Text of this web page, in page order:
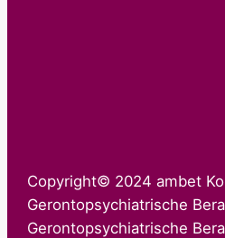
Copyright© 2024 ambet
Gerontopsychiatrische
Gerontopsychiatrische